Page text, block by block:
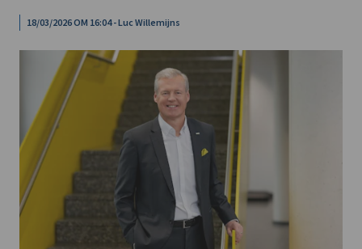
18/03/2026 OM 16:04 - Luc Willemijns